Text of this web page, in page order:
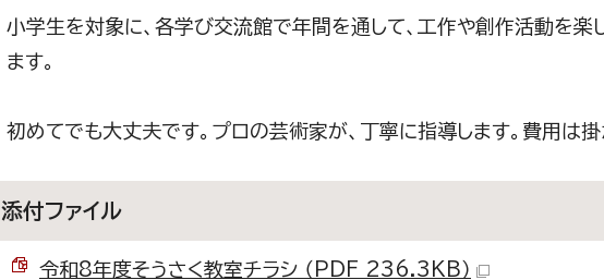
小学生を対象に、各学び交流館で年間を通して、工作や創作活動を楽
ます。
初めてでも大丈夫です。プロの芸術家が、丁寧に指導します。費用は
添付ファイル
令和8年度そうさく教室チラシ （PDF 236.3KB）